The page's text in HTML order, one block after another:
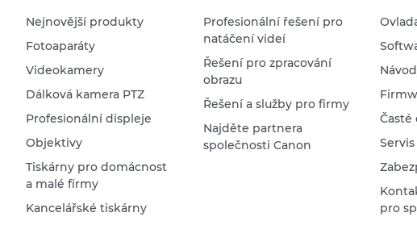
Nejnovější produkty
Fotoaparáty
Videokamery
Dálková kamera PTZ
Profesionální displeje
Objektivy
Tiskárny pro domácnost
a malé firmy
Kancelářské tiskárny
Profesionální řešení pro
natáčení videí
Řešení pro zpracování
obrazu
Řešení a služby pro firmy
Najděte partnera
společnosti Canon
Časté
pro